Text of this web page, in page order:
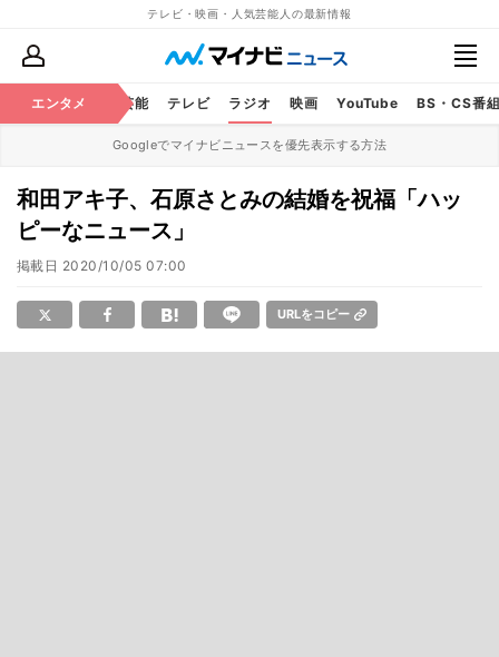
テレビ・映画・人気芸能人の最新情報
エンタメ 芸能 テレビ ラジオ 映画 YouTube BS・CS番
Googleでマイナビニュースを優先表示する方法
和田アキ子、石原さとみの結婚を祝福「ハッ
ピーなニュース」
掲載日 2020/10/05 07:00
URLをコピー